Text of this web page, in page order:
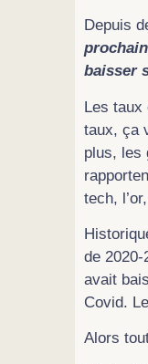
Depuis
baisser
Les taux
taux, ça
plus, les
tech,
de 2020-
avait
Covid.
Alors